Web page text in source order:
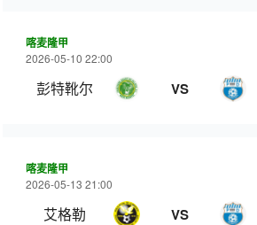
喀麦隆甲
2026-05-10 22:00
彭特靴尔 VS
喀麦隆甲
2026-05-13 21:00
艾格勒 VS